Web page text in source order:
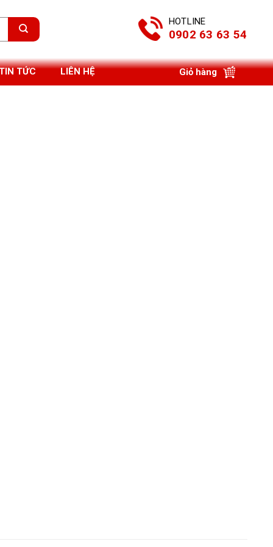
HOTLINE
0902 63 63 54
TỨC LIÊN HỆ Giỏ hàng